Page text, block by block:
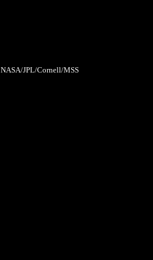
NASA/JPL/Cornell/MSS